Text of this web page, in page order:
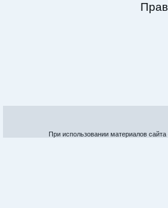
При использовании материалов